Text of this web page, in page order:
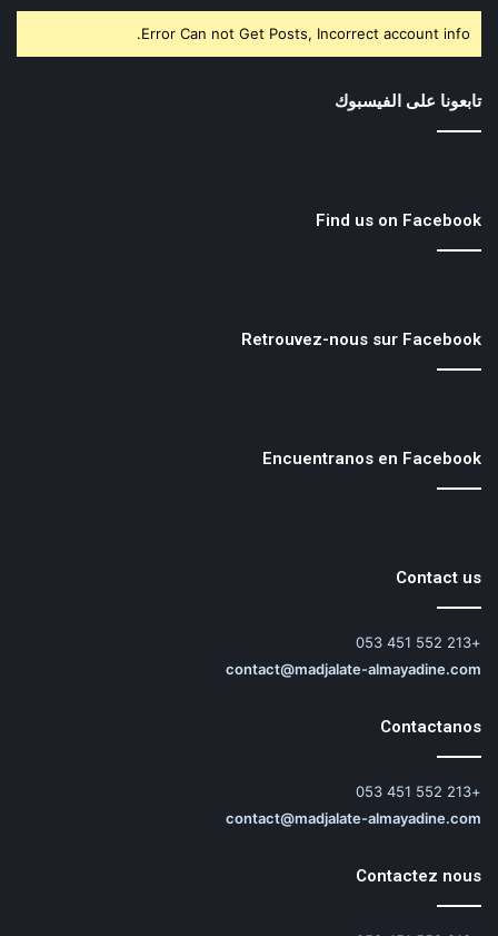
Error Can not Get Posts, Incorrect account info.
تابعونا على الفيسبوك
Find us on Facebook
Retrouvez-nous sur Facebook
Encuentranos en Facebook
Contact us
+213 552 451 053
contact@madjalate-almayadine.com
Contactanos
+213 552 451 053
contact@madjalate-almayadine.com
Contactez nous